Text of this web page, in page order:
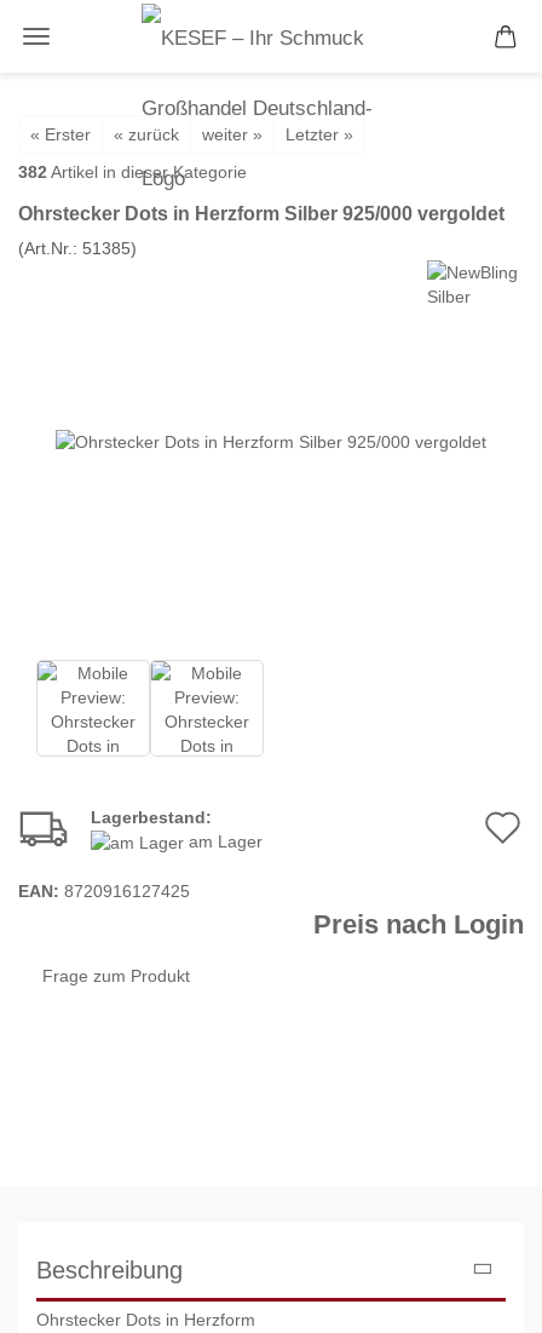
« Erster « zurück weiter »
Letzter »
382 Artikel in dieser Kategorie
Ohrstecker Dots in Herzform Silber 925/000 vergoldet
(Art.Nr.: 51385)
Lagerbestand:
am Lager
EAN: 8720916127425
Preis nach Login
Frage zum Produkt
Beschreibung
Ohrstecker Dots in Herzform